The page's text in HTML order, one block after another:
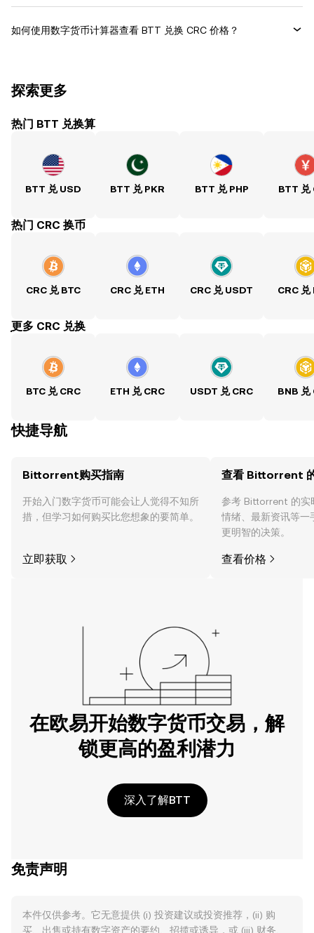
如何使用数字货币计算器查看 BTT 兑换 CRC 价格？
探索更多
热门 BTT 兑换算
BTT 兑 USD BTT 兑 PKR BTT 兑 PHP BTT 兑
热门 CRC 换币
CRC 兑 BTC CRC 兑 ETH CRC 兑 USDT CRC 兑
ִִִִִִִִִִִִִִִִִִִִִִִִִִִִִִִִִִִִִִִִִִִִִִִִ更多 CRC 兑换
BTC 兑 CRC ETH 兑 CRC USDT 兑 CRC BNB 兑
快捷导航
Bittorrent购买指南
开始入门数字货币可能会让人觉得不知所
措，但学习如何购买比您想象的要简单。
立即获取
查看 Bittorrent
参考 Bittorrent 的实
情绪、最新资讯等一
更明智的决策。
查看价格
在欧易开始数字货币交易，解
锁更高的盈利潜力
深入了解BTT
免责声明
本件仅供参考。它无意提供 (i) 投资建议或投资推荐，(ii) 购
买、出售或持有数字资产的要约、招揽或诱导，或 (iii) 财务、